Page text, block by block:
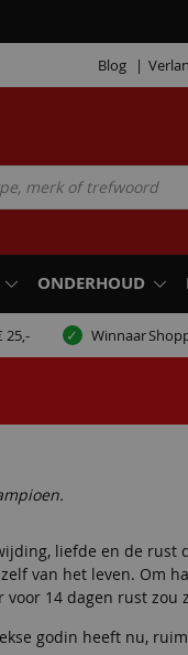
Blog
ONDERHOUD
25,- Winnaar
liefde en de
van het leven. Om
14 dagen rust zou
godin heeft nu,